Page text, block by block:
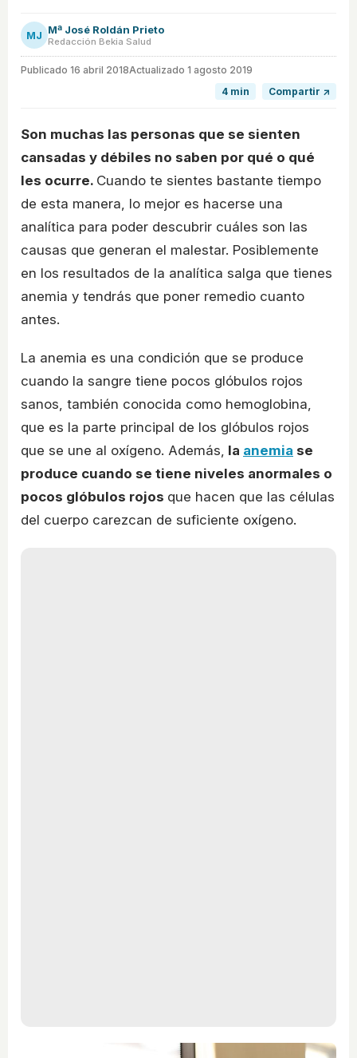
MJ Mª José Roldán Prieto
Redacción Bekia Salud
Publicado 16 abril 2018Actualizado 1 agosto 2019
4 min
Compartir ↗
Son muchas las personas que se sienten
cansadas y débiles no saben por qué o qué
les ocurre. Cuando te sientes bastante tiempo
de esta manera, lo mejor es hacerse una
analítica para poder descubrir cuáles son las
causas que generan el malestar. Posiblemente
en los resultados de la analítica salga que tienes
anemia y tendrás que poner remedio cuanto
antes.
La anemia es una condición que se produce
cuando la sangre tiene pocos glóbulos rojos
sanos, también conocida como hemoglobina,
que es la parte principal de los glóbulos rojos
que se une al oxígeno. Además, la anemia se
produce cuando se tiene niveles anormales o
pocos glóbulos rojos que hacen que las células
del cuerpo carezcan de suficiente oxígeno.